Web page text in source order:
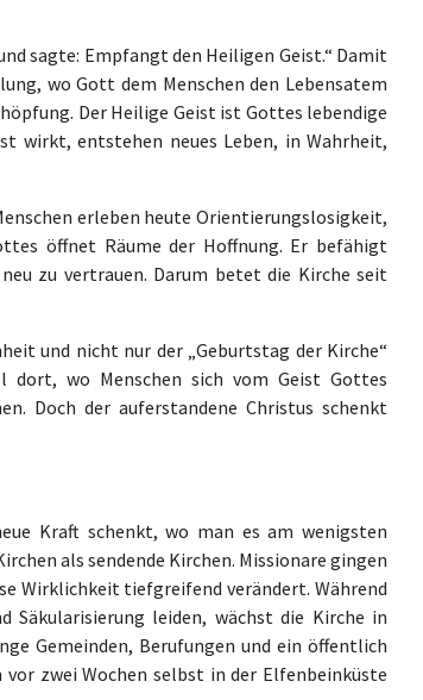
sagte: Empfangt den Heiligen Geist.“ Damit
wo Gott dem Menschen den Lebensatem
Der Heilige Geist ist Gottes lebendige
wirkt, entstehen neues Leben, in Wahrheit,
erleben heute Orientierungslosigkeit,
öffnet Räume der Hoffnung. Er befähigt
zu vertrauen. Darum betet die Kirche seit
und nicht nur der „Geburtstag der Kirche“
wo Menschen sich vom Geist Gottes
Doch der auferstandene Christus schenkt
Kraft schenkt, wo man es am wenigsten
als sendende Kirchen. Missionare gingen
Wirklichkeit tiefgreifend verändert. Während
Säkularisierung leiden, wächst die Kirche in
Gemeinden, Berufungen und ein öffentlich
zwei Wochen selbst in der Elfenbeinküste